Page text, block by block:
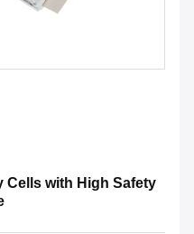
Cells with High Safety